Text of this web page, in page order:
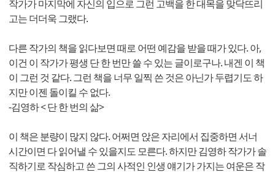
작가가 마지막에 자신의 입으로 그런 고백을 한 대목을 맞닥뜨리
고는 더더욱 그랬다.
다른 작가의 책을 읽다보면 때로 어떤 예감을 받을 때가 있다. 아,
이건 이 작가가 평생 단 한 번만 쓸 수 있는 글이로구나. 내겐 이 책
이 그런 것 같다. 그런 책을 너무 일찍 쓴 것은 아닌가 두렵기도 하
지만 이젠 돌이킬 수 없다.
-김영하 < 단 한 번의 삶>
이 책은 분량이 많지 않다. 어쩌면 앉은 자리에서 집중하면 서너
시간이면 다 읽어낼 수 있을지도 모른다. 하지만 김영하 작가가 솔
직하기로 작심하고 쓴 그의 사적인 인생 얘기가 가지는 여운은 작